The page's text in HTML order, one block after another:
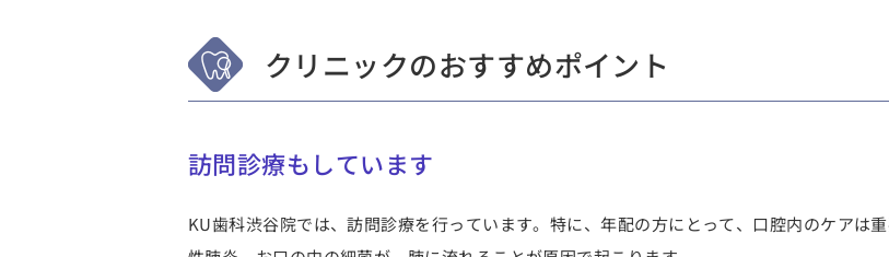
クリニックのおすすめポイント
訪問診療もしています
KU歯科渋谷院では、訪問診療を行っています。特に、年配の方にとって、口腔内のケアは